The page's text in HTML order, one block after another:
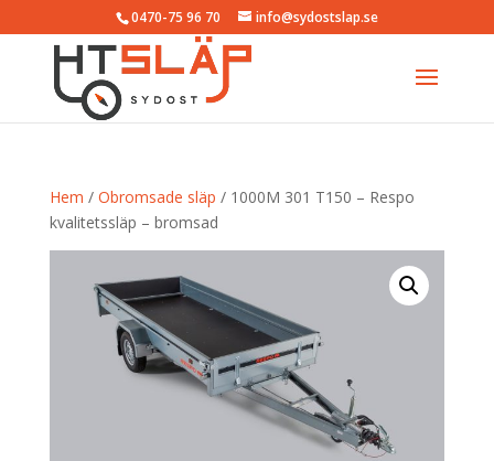
0470-75 96 70 info@sydostslap.se
Hem / Obromsade släp / 1000M 301 T150 – Respo
kvalitetssläp – bromsad